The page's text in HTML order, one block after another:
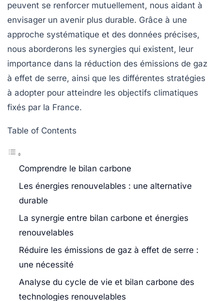
peuvent se renforcer mutuellement, nous aidant à
envisager un avenir plus durable. Grâce à une
approche systématique et des données précises,
nous aborderons les synergies qui existent, leur
importance dans la réduction des émissions de gaz
à effet de serre, ainsi que les différentes stratégies
à adopter pour atteindre les objectifs climatiques
fixés par la France.
Table of Contents
Comprendre le bilan carbone
Les énergies renouvelables : une alternative
durable
La synergie entre bilan carbone et énergies
renouvelables
Réduire les émissions de gaz à effet de serre :
une nécessité
Analyse du cycle de vie et bilan carbone des
technologies renouvelables